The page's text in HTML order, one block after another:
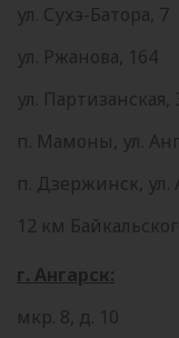
ул. Сухэ-Батора, 7
ул. Ржанова, 164
ул.
п. Мамоны, ул.
п. Дзержинск, ул.
12 км
г. Ангарск:
мкр. 8, д. 10